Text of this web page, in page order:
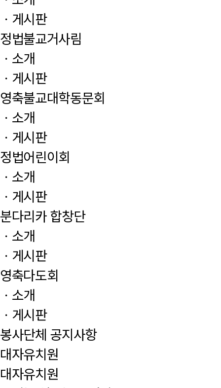
ㆍ게시판
정법불교거사림
ㆍ소개
ㆍ게시판
영축불교대학동문회
ㆍ소개
ㆍ게시판
정법어린이회
ㆍ소개
ㆍ게시판
분다리카 합창단
ㆍ소개
ㆍ게시판
영축다도회
ㆍ소개
ㆍ게시판
봉사단체 공지사항
대자유치원
대자유치원